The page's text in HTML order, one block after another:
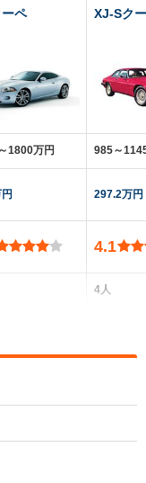
ペ
1800万円
XJ-Sク
985～
297.2万円
4.1
4人